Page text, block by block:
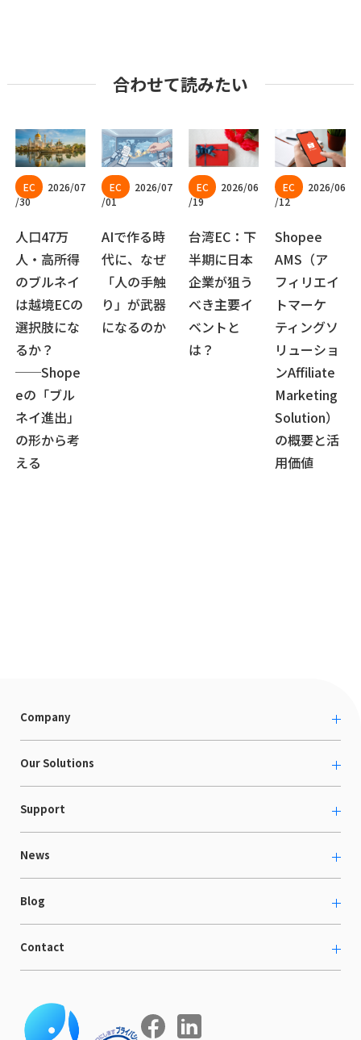
合わせて読みたい
2026/07
/30
人口47万
人・高所得
のブルネイ
は越境ECの
選択肢にな
るか？
──Shope
eの「ブル
ネイ進出」
の形から考
える
2026/07
/01
AIで作る時
代に、なぜ
「人の手触
り」が武器
になるのか
2026/06
/19
台湾EC：下
半期に日本
企業が狙う
べき主要イ
ベントと
は？
2026/06
/12
Shopee
AMS（ア
フィリエイ
トマーケ
ティングソ
リューショ
ンAffiliate
Marketing
Solution）
の概要と活
用価値
Company
About us
カルチャー
採用情報
Our Solutions
越境ECコンサルティング
Shopee支援
LaunchCart
海外向けホームページ制作
COMPE NAVI
Support
お役立ち資料
セミナー情報
News
プレスリリース
イベント
ニュース
Blog
ECブログ
開発ブログ
イベントレポート
Contact